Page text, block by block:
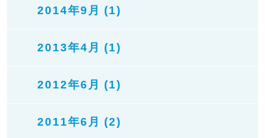
2014年9月 (1)
2013年4月 (1)
2012年6月 (1)
2011年6月 (2)